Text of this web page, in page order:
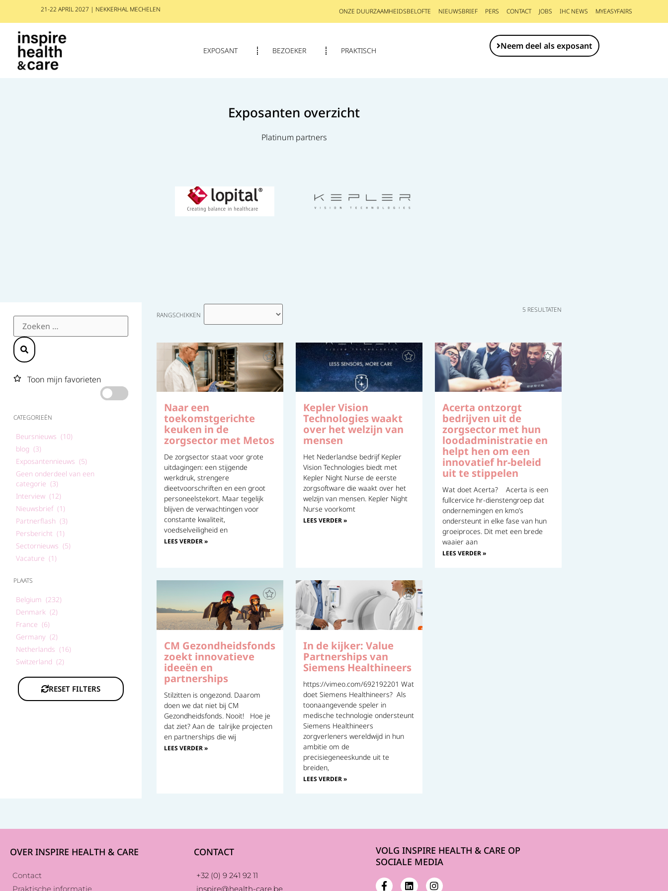
21-22 APRIL 2027 | NEKKERHAL MECHELEN ONZE DUURZAAMHEIDSBELOFTE NIEUWSBRIEF PERS CONTACT JOBS IHC NEWS MYEASYFAIRS
EXPOSANT BEZOEKER PRAKTISCH Neem deel als exposant
Exposanten overzicht
Platinum partners
Toon mijn favorieten
CATEGORIEËN
Beursnieuws (10)
blog (3)
Exposantennieuws (5)
Geen onderdeel van een
categorie (3)
Interview (12)
Nieuwsbrief (1)
Partnerflash (3)
Persbericht (1)
Sectornieuws (5)
Vacature (1)
PLAATS
Belgium (232)
Denmark (2)
France (6)
Germany (2)
Netherlands (16)
Switzerland (2)
RESET FILTERS
RANGSCHIKKEN
5 RESULTATEN
Naar een
toekomstgerichte
keuken in de
zorgsector met Metos
De zorgsector staat voor grote
uitdagingen: een stijgende
werkdruk, strengere
dieetvoorschriften en een groot
personeelstekort. Maar tegelijk
blijven de verwachtingen voor
constante kwaliteit,
voedselveiligheid en
LEES VERDER »
Kepler Vision
Technologies waakt
over het welzijn van
mensen
Het Nederlandse bedrijf Kepler
Vision Technologies biedt met
Kepler Night Nurse de eerste
zorgsoftware die waakt over het
welzijn van mensen. Kepler Night
Nurse voorkomt
LEES VERDER »
Acerta ontzorgt
bedrijven uit de
zorgsector met hun
loodadministratie en
helpt hen om een
innovatief hr-beleid
uit te stippelen
Wat doet Acerta? Acerta is een
fullcervice hr-dienstengroep dat
ondernemingen en kmo’s
ondersteunt in elke fase van hun
groeiproces. Dit met een brede
waaier aan
LEES VERDER »
CM Gezondheidsfonds
zoekt innovatieve
ideeën en
partnerships
Stilzitten is ongezond. Daarom
doen we dat niet bij CM
Gezondheidsfonds. Nooit! Hoe je
dat ziet? Aan de talrijke projecten
en partnerships die wij
LEES VERDER »
In de kijker: Value
Partnerships van
Siemens Healthineers
https://vimeo.com/692192201 Wat
doet Siemens Healthineers? Als
toonaangevende speler in
medische technologie ondersteunt
Siemens Healthineers
zorgverleners wereldwijd in hun
ambitie om de
precisiegeneeskunde uit te
breiden,
LEES VERDER »
OVER INSPIRE HEALTH & CARE
Contact
Praktische informatie
CONTACT
+32 (0) 9 241 92 11
inspire@health-care.be
VOLG INSPIRE HEALTH & CARE OP
SOCIALE MEDIA